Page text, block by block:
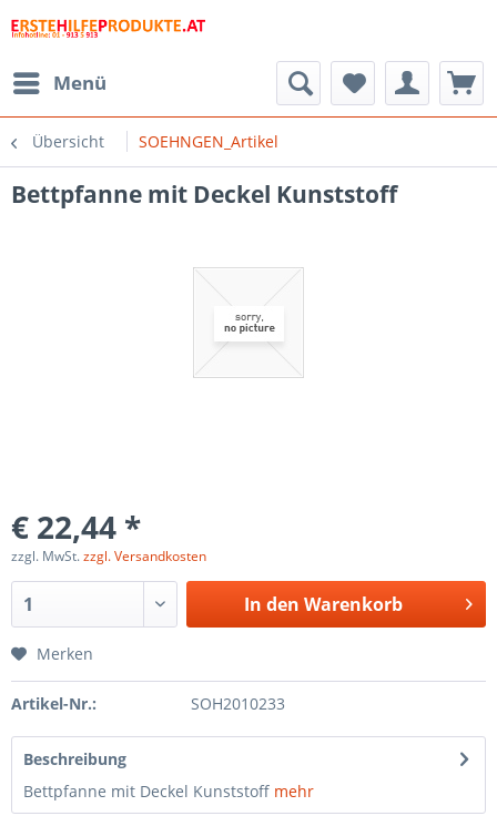
Menü
Übersicht SOEHNGEN_Artikel
Bettpfanne mit Deckel Kunststoff
€ 22,44 *
zzgl. MwSt.zzgl. Versandkosten
In den Warenkorb
Merken
Artikel-Nr.: SOH2010233
Beschreibung
Bettpfanne mit Deckel Kunststoff mehr